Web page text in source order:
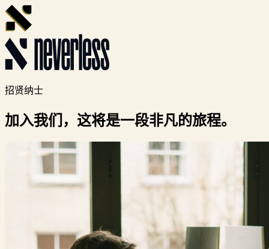
招贤纳士
加入我们， 这将是一段非凡的旅程。